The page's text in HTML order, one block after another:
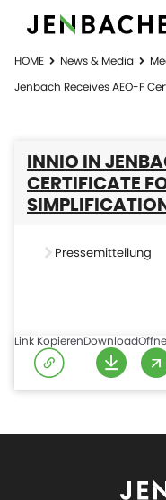
HOME News & Media
Jenbach Receives AEO-F
INNIO IN
CERTIFICATE
Pressemitteilung
Link KopierenDownload